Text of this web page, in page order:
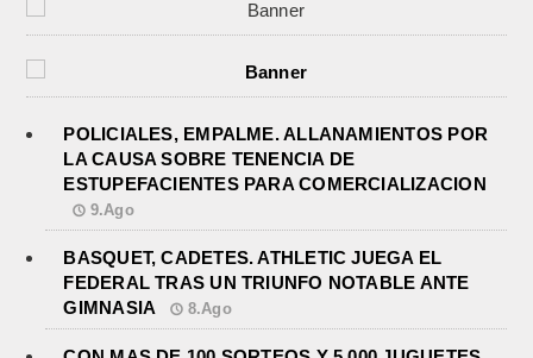
POLICIALES, EMPALME. ALLANAMIENTOS POR
LA CAUSA SOBRE TENENCIA DE
ESTUPEFACIENTES PARA COMERCIALIZACION
9.Ago
BASQUET, CADETES. ATHLETIC JUEGA EL
FEDERAL TRAS UN TRIUNFO NOTABLE ANTE
GIMNASIA
8.Ago